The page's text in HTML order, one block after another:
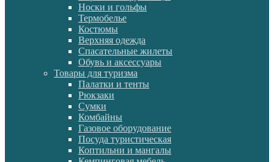
Носки и гольфы
Термобелье
Костюмы
Верхняя одежда
Спасательные жилеты
Обувь и аксессуары
Товары для туризма
Палатки и тенты
Рюкзаки
Сумки
Комбайны
Газовое оборудование
Посуда туристическая
Коптильни и мангалы